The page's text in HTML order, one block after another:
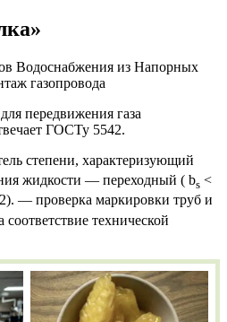
передвижения газа
ГОСТу 5542.
степени, характеризующий
жидкости — переходный ( bs <
— проверка маркировки труб и
технической